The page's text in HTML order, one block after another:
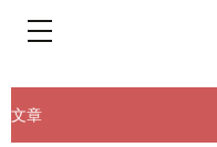
文章